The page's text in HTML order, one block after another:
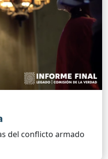
del conflicto armado